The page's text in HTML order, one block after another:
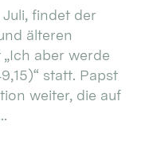
findet der
älteren
aber werde
statt. Papst
weiter, die auf